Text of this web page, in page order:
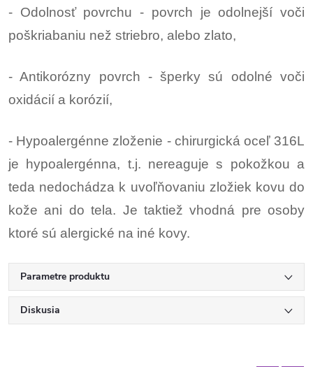
- Odolnosť povrchu - povrch je odolnejší voči
poškriabaniu než striebro, alebo zlato,
- Antikorózny povrch - šperky sú odolné voči
oxidácií a korózií,
- Hypoalergénne zloženie - chirurgická oceľ 316L
je hypoalergénna, t.j. nereaguje s pokožkou a
teda nedochádza k uvoľňovaniu zložiek kovu do
kože ani do tela. Je taktiež vhodná pre osoby
ktoré sú alergické na iné kovy.
Parametre produktu
Diskusia